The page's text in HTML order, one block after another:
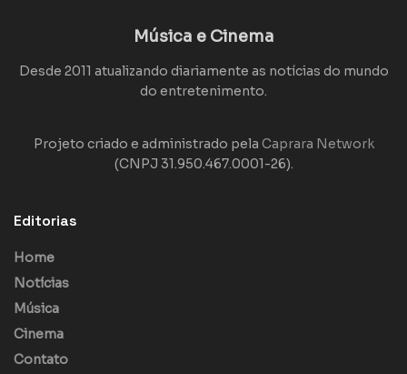
Música e Cinema
Desde 2011 atualizando diariamente as notícias do mundo
do entretenimento.
Projeto criado e administrado pela Caprara Network
(CNPJ 31.950.467.0001-26).
Editorias
Home
Notícias
Música
Cinema
Contato